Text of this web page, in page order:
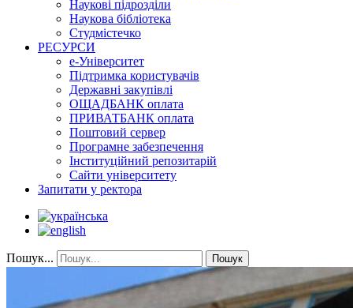
Наукові підрозділи
Наукова бібліотека
Студмістечко
РЕСУРСИ
е-Університет
Підтримка користувачів
Державні закупівлі
ОЩАДБАНК оплата
ПРИВАТБАНК оплата
Поштовий сервер
Програмне забезпечення
Інституційний репозитарій
Сайти університету
Запитати у ректора
Пошук... Пошук